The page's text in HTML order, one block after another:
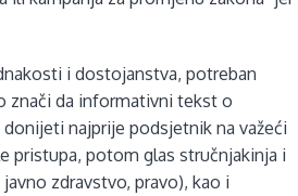
i dostojanstva, potreban
znači da informativni tekst o
najprije podsjetnik na važeći
pristupa, potom glas stručnjakinja i
zdravstvo, pravo), kao i